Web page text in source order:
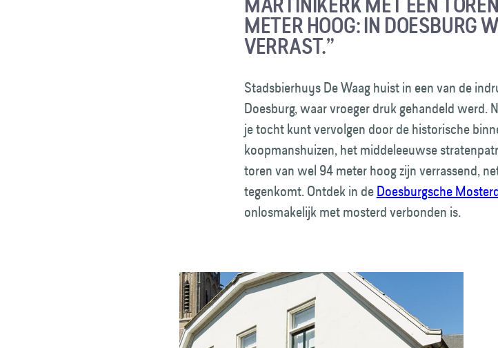
METER HOOG: IN DOESBURG
VERRAST.”
Stadsbierhuys De Waag huist in een van de
Doesburg, waar vroeger druk gehandeld werd.
je tocht kunt vervolgen door de historische
koopmanshuizen, het middeleeuwse
toren van wel 94 meter hoog zijn verrassend,
tegenkomt. Ontdek in deDoesburgsche
onlosmakelijk met mosterd verbonden is.